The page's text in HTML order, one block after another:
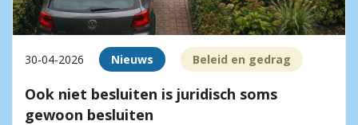
30-04-2026 Nieuws Beleid en gedrag
Ook niet besluiten is juridisch soms
gewoon besluiten